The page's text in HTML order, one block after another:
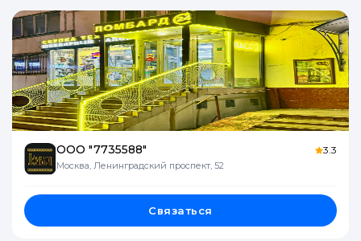
ООО "7735588"
Москва, Ленинградский проспект, 52
3.3
Связаться